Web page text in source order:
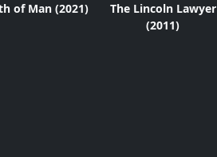
of Man (2021)
The Lincoln Lawyer
(2011)